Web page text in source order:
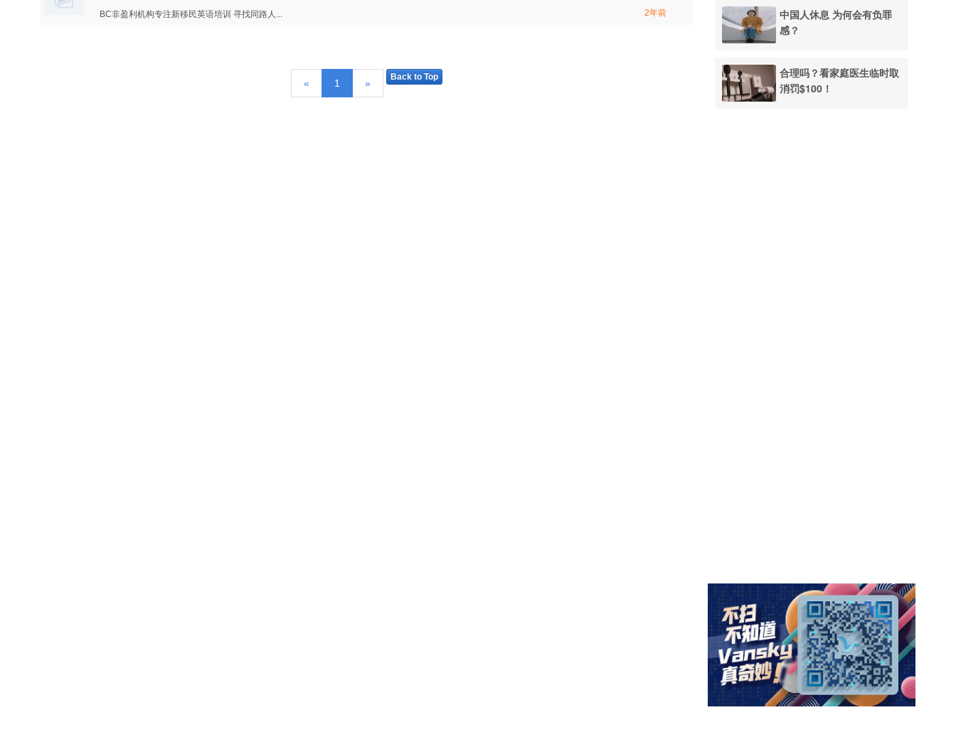
BC非盈利机构专注新移民英语培训 寻找同路人... 2年前
« 1 »
Back to Top
中国人休息 为何会有负罪
感？
合理吗？看家庭医生临时取
消罚$100！